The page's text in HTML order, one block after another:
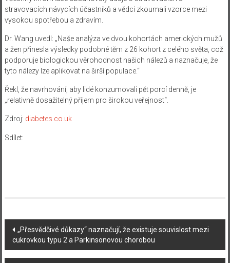
stravovacích návycích účastníků a vědci zkoumali vzorce mezi
vysokou spotřebou a zdravím.
Dr. Wang uvedl: „Naše analýza ve dvou kohortách amerických mužů
a žen přinesla výsledky podobné těm z 26 kohort z celého světa, což
podporuje biologickou věrohodnost našich nálezů a naznačuje, že
tyto nálezy lze aplikovat na širší populace.“
Řekl, že navrhování, aby lidé konzumovali pět porcí denně, je
„relativně dosažitelný příjem pro širokou veřejnost“.
Zdroj: diabetes.co.uk
Sdílet:
Navigace
příspěvku
„Přesvědčivé důkazy“ naznačují, že existuje souvislost mezi
cukrovkou typu 2 a Parkinsonovou chorobou